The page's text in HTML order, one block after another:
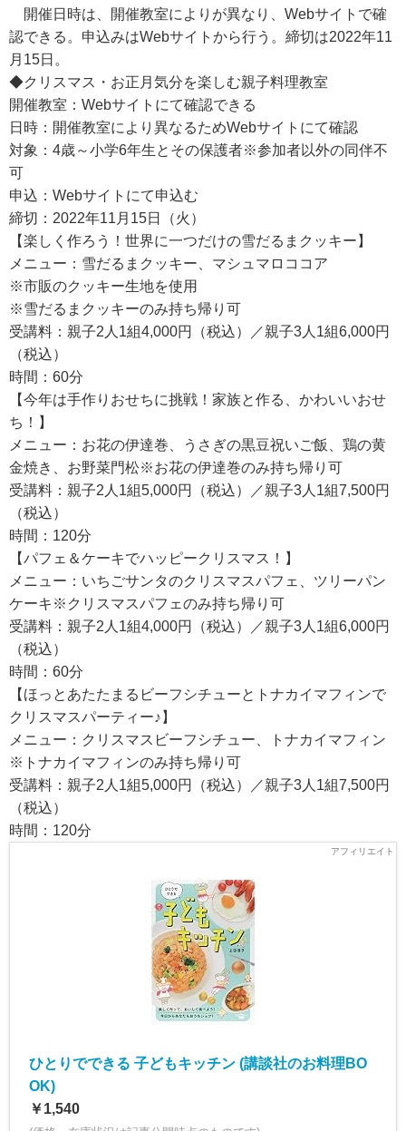
開催日時は、開催教室によりが異なり、Webサイトで確
認できる。申込みはWebサイトから行う。締切は2022年11
月15日。
◆クリスマス・お正月気分を楽しむ親子料理教室
開催教室：Webサイトにて確認できる
日時：開催教室により異なるためWebサイトにて確認
対象：4歳～小学6年生とその保護者※参加者以外の同伴不
可
申込：Webサイトにて申込む
締切：2022年11月15日（火）
【楽しく作ろう！世界に一つだけの雪だるまクッキー】
メニュー：雪だるまクッキー、マシュマロココア
※市販のクッキー生地を使用
※雪だるまクッキーのみ持ち帰り可
受講料：親子2人1組4,000円（税込）／親子3人1組6,000円
（税込）
時間：60分
【今年は手作りおせちに挑戦！家族と作る、かわいいおせ
ち！】
メニュー：お花の伊達巻、うさぎの黒豆祝いご飯、鶏の黄
金焼き、お野菜門松※お花の伊達巻のみ持ち帰り可
受講料：親子2人1組5,000円（税込）／親子3人1組7,500円
（税込）
時間：120分
【パフェ＆ケーキでハッピークリスマス！】
メニュー：いちごサンタのクリスマスパフェ、ツリーパン
ケーキ※クリスマスパフェのみ持ち帰り可
受講料：親子2人1組4,000円（税込）／親子3人1組6,000円
（税込）
時間：60分
【ほっとあたたまるビーフシチューとトナカイマフィンで
クリスマスパーティー♪】
メニュー：クリスマスビーフシチュー、トナカイマフィン
※トナカイマフィンのみ持ち帰り可
受講料：親子2人1組5,000円（税込）／親子3人1組7,500円
（税込）
時間：120分
ひとりでできる 子どもキッチン (講談社のお料理BO
OK)
￥1,540